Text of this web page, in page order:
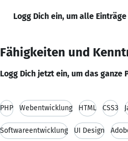
Logg Dich ein, um alle
Fähigkeiten und
Logg Dich jetzt ein, um das ganze
PHP Webentwicklung HTML CSS3
Softwareentwicklung UI Design